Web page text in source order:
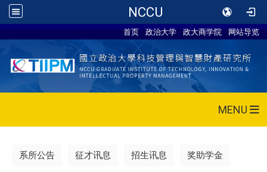
NCCU
首页 政治大学 政大商学院 网站导览
MENU
系所公告 征才讯息 招生讯息 奖助学金